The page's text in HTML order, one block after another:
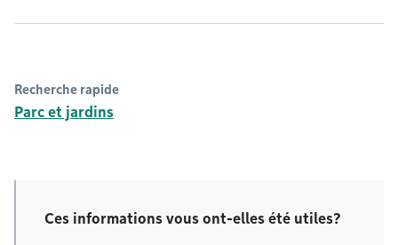
Recherche rapide
Parc et jardins
Ces informations vous ont-elles été utiles?